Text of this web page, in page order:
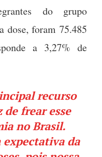
do grupo
dose, foram 75.485
a 3,27% de
recurso
frear esse
no Brasil.
expectativa da